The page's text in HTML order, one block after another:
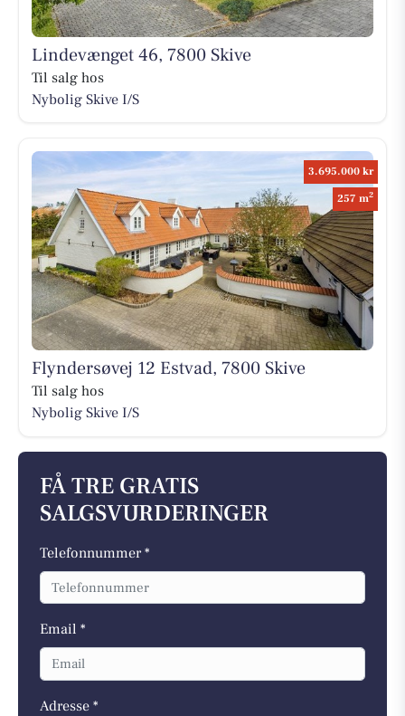
Lindevænget 46, 7800 Skive
Til salg hos
Nybolig Skive I/S
3.695.000 kr
257 m2
Flyndersøvej 12 Estvad, 7800 Skive
Til salg hos
Nybolig Skive I/S
FÅ TRE GRATIS
SALGSVURDERINGER
Telefonnummer *
Email *
Adresse *